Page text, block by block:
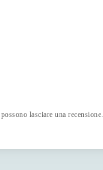
lasciare una recensione.